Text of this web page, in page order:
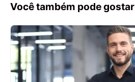
Você também pode gostar